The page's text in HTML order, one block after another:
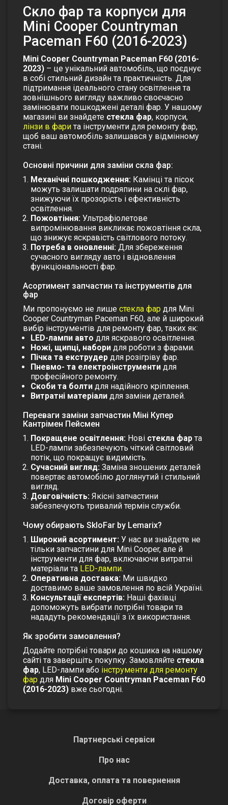
Скло фар та корпуси для
Mini Cooper Countryman
Paceman F60 (2016-2023)
Mini Cooper Countryman Paceman F60 (2016-
2023) – це унікальний автомобіль, що поєднує
в собі стильний дизайн та практичність. Для
підтримання ідеального стану освітлення та
зовнішнього вигляду важливо своєчасно
замінювати пошкоджені деталі фар. У нашому
магазині ви знайдете стекла фар, корпуси,
лінзи в фари та інструменти для ремонту фар,
щоб ваш автомобіль залишався у відмінному
стані.
Основні причини для заміни скла фар:
Механічні пошкодження: Камінці та пісок
можуть залишати подряпини на склі фар,
знижуючи їх прозорість і ефективність
освітлення.
Пожовтіння: Ультрафіолетове
випромінювання викликає пожовтіння скла,
що знижує яскравість світлового потоку.
Потреба в оновленні: Для збереження
сучасного вигляду авто і відновлення
функціональності фар.
Асортимент запчастин та інструментів для
фар
Ми пропонуємо не лише стекла фар для Mini
Cooper Countryman Paceman F60, але й широкий
вибір інструментів для ремонту фар, таких як:
LED-лампи авто для яскравого освітлення.
Ножі, щипці, набори для роботи з фарами.
Пічка та екструдер для розігріву фар.
Пневмо- та електроінструменти для
професійного ремонту.
Скоби та болти для надійного кріплення.
Витратні матеріали для заміни деталей.
Переваги заміни запчастин Міні Купер
Кантрімен Пейсмен
Покращене освітлення: Нові стекла фар та
LED-лампи забезпечують чіткий світловий
потік, що покращує видимість.
Сучасний вигляд: Заміна зношених деталей
повертає автомобілю доглянутий і стильний
вигляд.
Довговічність: Якісні запчастини
забезпечують тривалий термін служби.
Чому обирають SkloFar by Lemarix?
Широкий асортимент: У нас ви знайдете не
тільки запчастини для Mini Cooper, але й
інструменти для фар, включаючи витратні
матеріали та LED-лампи.
Оперативна доставка: Ми швидко
доставимо ваше замовлення по всій Україні.
Консультації експертів: Наші фахівці
допоможуть вибрати потрібні товари та
нададуть рекомендації з їх використання.
Як зробити замовлення?
Додайте потрібні товари до кошика на нашому
сайті та завершіть покупку. Замовляйте стекла
фар, LED-лампи або інструменти для ремонту
фар для Mini Cooper Countryman Paceman F60
(2016-2023) вже сьогодні.
Партнерські сервіси
Про нас
Доставка, оплата та повернення
Договір оферти